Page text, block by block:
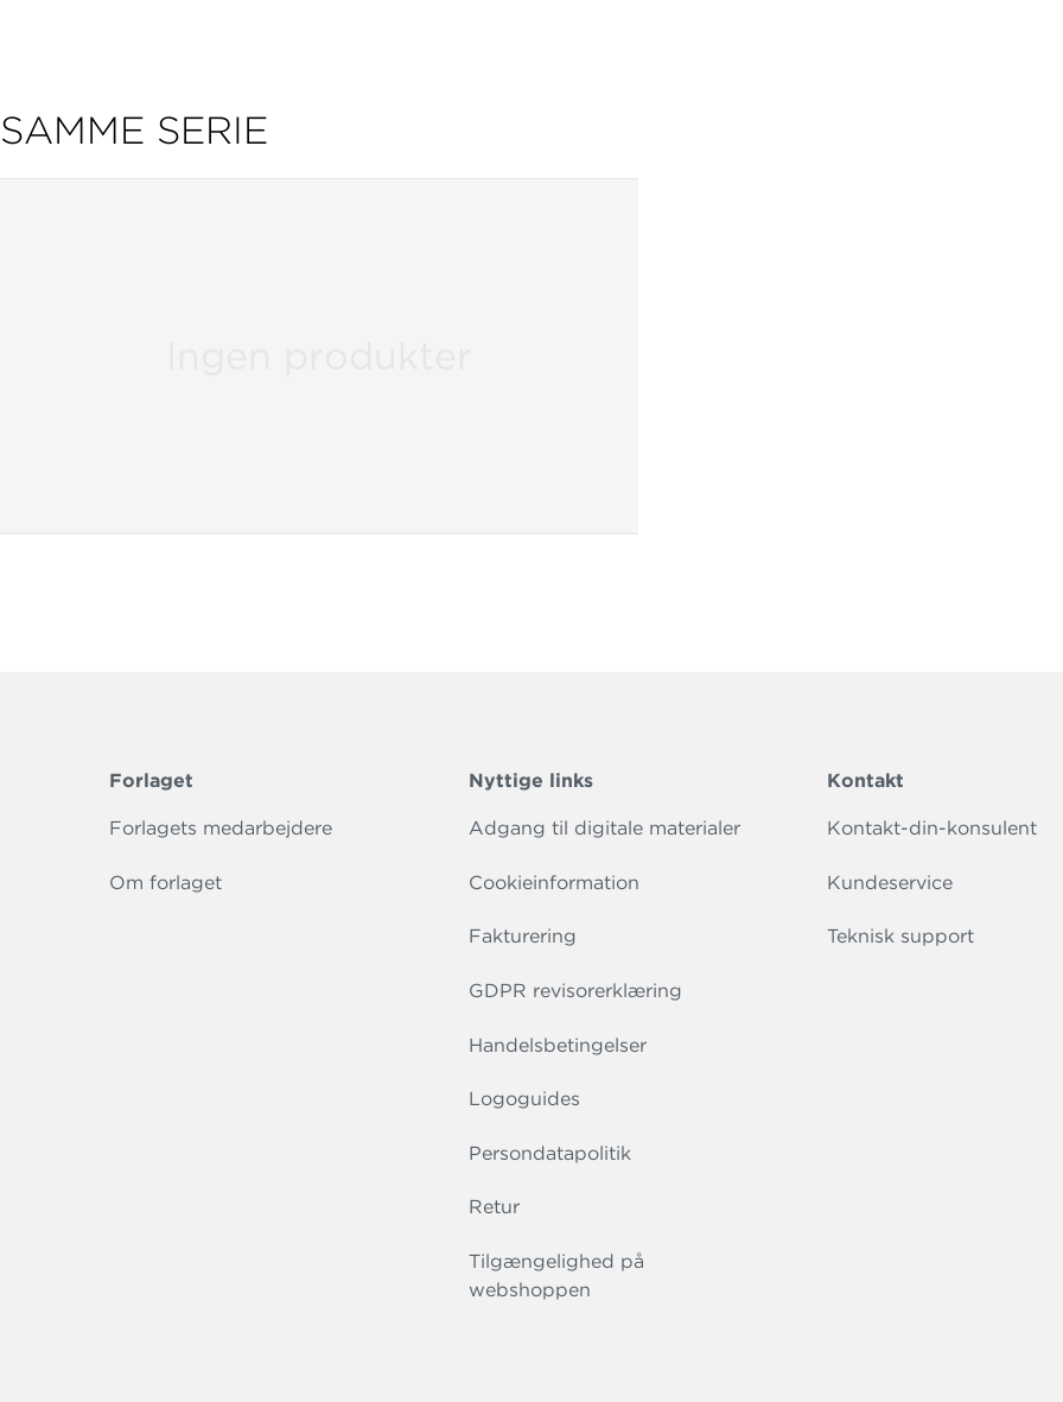
SAMME SERIE
Forlaget
Forlagets medarbejdere
Om forlaget
Nyttige links
Adgang til digitale materialer
Cookieinformation
Fakturering
GDPR revisorerklæring
Handelsbetingelser
Logoguides
Persondatapolitik
Retur
Tilgængelighed på
webshoppen
Kontakt
Kontakt-din-konsulent
Kundeservice
Teknisk support